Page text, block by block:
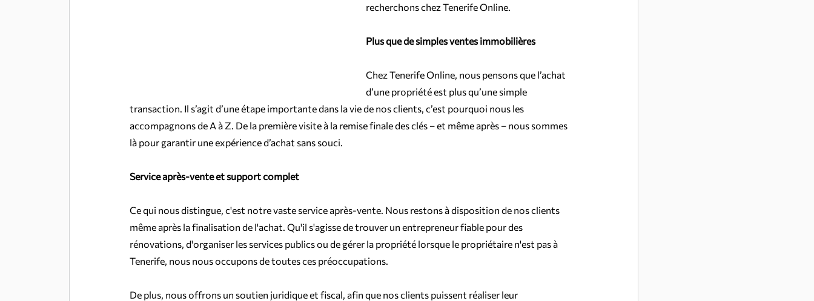
recherchons chez Tenerife Online.
Plus que de simples ventes immobilières
Chez Tenerife Online, nous pensons que l’achat
d’une propriété est plus qu’une simple
transaction. Il s’agit d’une étape importante dans la vie de nos clients, c’est pourquoi nous les
accompagnons de A à Z. De la première visite à la remise finale des clés – et même après – nous sommes
là pour garantir une expérience d’achat sans souci.
Service après-vente et support complet
Ce qui nous distingue, c'est notre vaste service après-vente. Nous restons à disposition de nos clients
même après la finalisation de l'achat. Qu'il s'agisse de trouver un entrepreneur fiable pour des
rénovations, d'organiser les services publics ou de gérer la propriété lorsque le propriétaire n'est pas à
Tenerife, nous nous occupons de toutes ces préoccupations.
De plus, nous offrons un soutien juridique et fiscal, afin que nos clients puissent réaliser leur